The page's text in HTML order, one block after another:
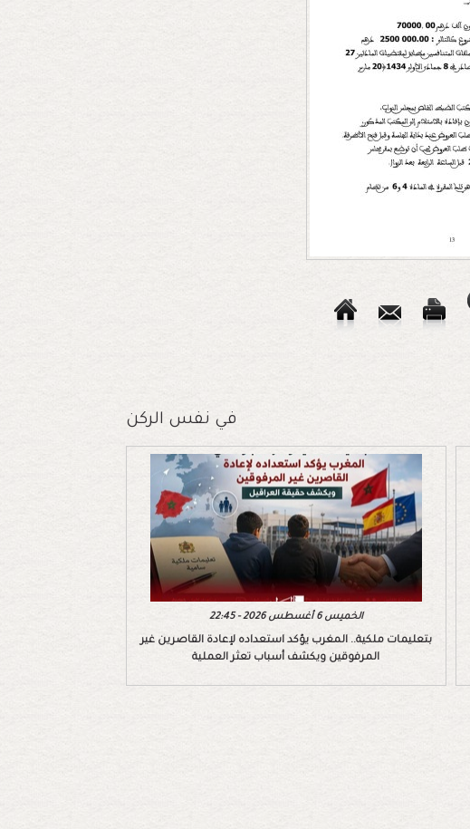
في نفس الركن
الخميس 6 أغسطس 2026 - 22:45
بتعليمات ملكية.. المغرب يؤكد استعداده لإعادة القاصرين غير
المرفوقين ويكشف أسباب تعثر العملية